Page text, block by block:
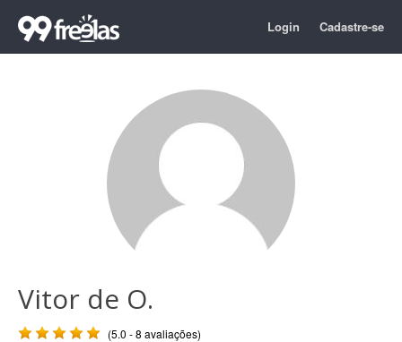
Login Cadastre-se
Vitor de O.
(5.0 - 8 avaliações)